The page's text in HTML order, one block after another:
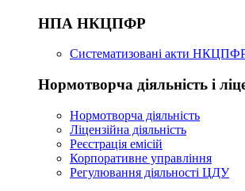
НПА НКЦПФР
Систематизовані акти
Нормотворча діяльність і
Нормотворча діяльність
Ліцензійна діяльність
Реєстрація емісій
Корпоративне управління
Регулювання діяльності ЦДУ